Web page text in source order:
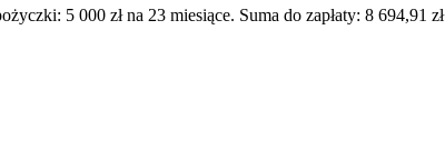
5 000 zł na 23 miesiące. Suma do zapłaty: 8 694,91 zł